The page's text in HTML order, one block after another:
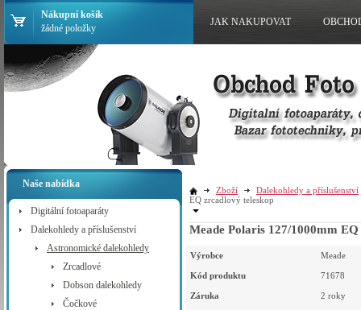
Naše nabídka
Digitální fotoaparáty
Dalekohledy a příslušenství
Astronomické dalekohledy
Zrcadlové
Dobson dalekohledy
Čočkové
Zboží
Dalekohledy a příslušenství
EQ zrcadlový teleskop
Meade Polaris 127/1000mm
Výrobce Meade
Kód produktu 71678
Záruka 2 roky
Nákupní košík
žádné položky
JAK NAKUPOVAT